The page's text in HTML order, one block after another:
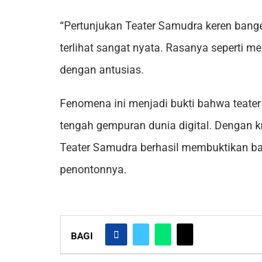
“Pertunjukan Teater Samudra keren
terlihat sangat nyata. Rasanya seperti
dengan antusias.
Fenomena ini menjadi bukti bahwa
tengah gempuran dunia digital. Dengan
Teater Samudra berhasil membuktikan
penontonnya.
BAGI